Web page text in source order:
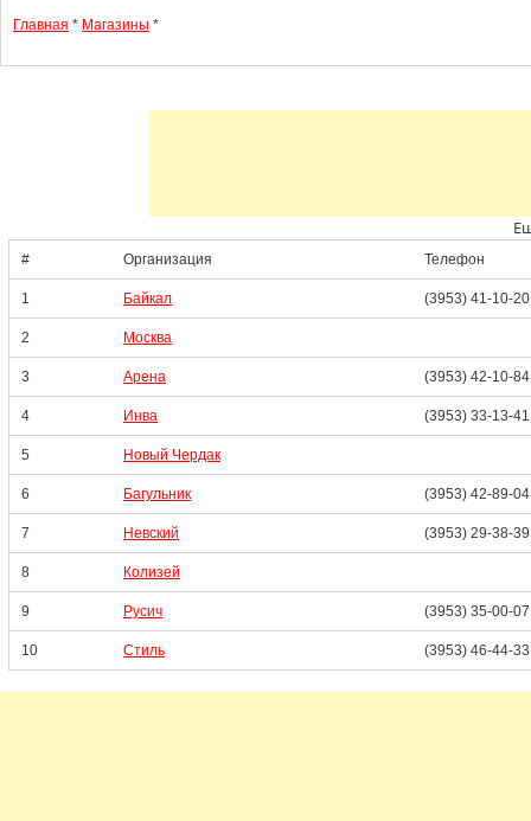
Главная * Магазины *
# Организация Телефон
1 Байкал (3953) 41-10-20
2 Москва
3 Арена (3953) 42-10-84
4 Инва (3953) 33-13-41
5 Новый Чердак
6 Багульник (3953) 42-89-04
7 Невский (3953) 29-38-39
8 Колизей
9 Русич (3953) 35-00-07
10 Стиль (3953) 46-44-33